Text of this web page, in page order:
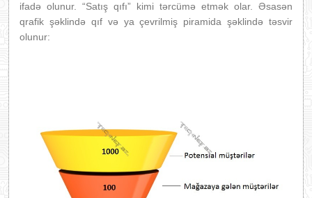
ifadə olunur. “Satış qıfı” kimi tərcümə etmək olar. Əsasən
qrafik şəklində qıf və ya çevrilmiş piramida şəklində təsvir
olunur: